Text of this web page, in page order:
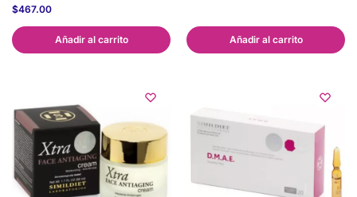
$467.00
Añadir al carrito Añadir al carrito